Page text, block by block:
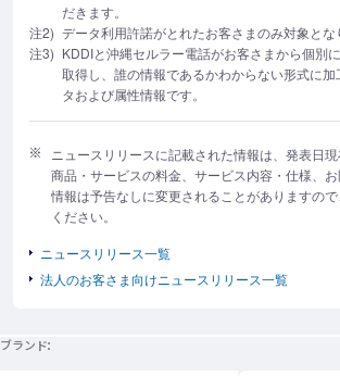
だきます。
注2) データ利用許諾がとれたお客さまのみ対象とな
注3) KDDIと沖縄セルラー電話がお客さまから個別
取得し、誰の情報であるかわからない形式に
タおよび属性情報です。
ニュースリリースに記載された情報は、発表日現
商品・サービスの料金、サービス内容・仕様、
情報は予告なしに変更されることがありますの
ください。
ニュースリリース一覧
法人のお客さま向けニュースリリース一覧
ブランド